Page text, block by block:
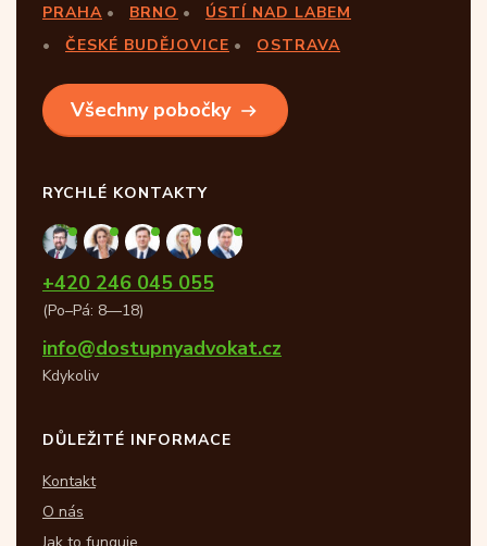
PRAHA BRNO
ÚSTÍ NAD LABEM
ČESKÉ BUDĚJOVICE
OSTRAVA
Všechny pobočky
RYCHLÉ KONTAKTY
+420 246 045 055
(Po–Pá: 8—18)
info@dostupnyadvokat.cz
Kdykoliv
DŮLEŽITÉ INFORMACE
Kontakt
O nás
Jak to funguje